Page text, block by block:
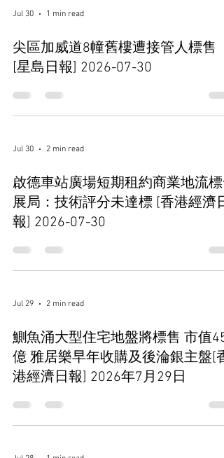
Jul 30 1 min read
尖區加威道8幢舊樓遭接管人標售
[星島日報] 2026-07-30
Jul 30 2 min read
啟德車站廣場短期租約商業地流標
展局：技術評分未達標 [香港經濟日
報] 2026-07-30
Jul 29 2 min read
鰂魚涌大型住宅地盤將標售 市值45
億 雅居樂早年收購及後淪銀主盤[香
港經濟日報] 2026年7月29日